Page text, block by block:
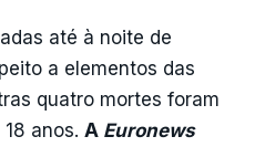
até à noite de
a elementos das
quatro mortes foram
anos. A Euronews